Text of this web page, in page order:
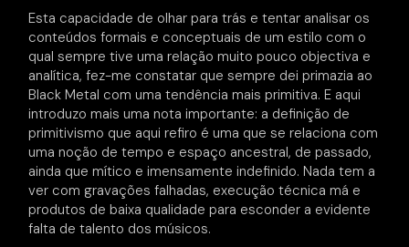
Esta capacidade de olhar para trás e tentar analisar os
conteúdos formais e conceptuais de um estilo com o
qual sempre tive uma relação muito pouco objectiva e
analítica, fez-me constatar que sempre dei primazia ao
Black Metal com uma tendência mais primitiva. E aqui
introduzo mais uma nota importante: a definição de
primitivismo que aqui refiro é uma que se relaciona com
uma noção de tempo e espaço ancestral, de passado,
ainda que mítico e imensamente indefinido. Nada tem a
ver com gravações falhadas, execução técnica má e
produtos de baixa qualidade para esconder a evidente
falta de talento dos músicos.